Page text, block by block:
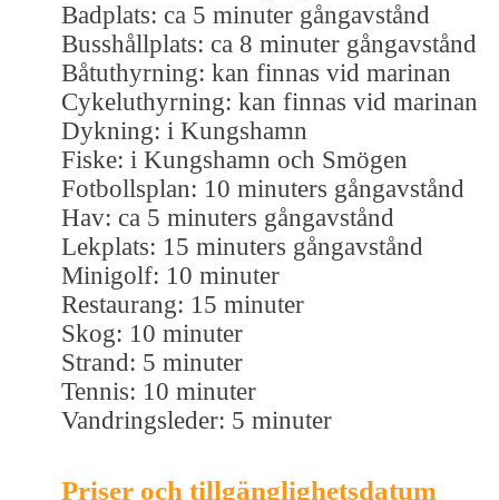
Badplats: ca 5 minuter gångavstånd
Busshållplats: ca 8 minuter gångavstånd
Båtuthyrning: kan finnas vid marinan
Cykeluthyrning: kan finnas vid marinan
Dykning: i Kungshamn
Fiske: i Kungshamn och Smögen
Fotbollsplan: 10 minuters gångavstånd
Hav: ca 5 minuters gångavstånd
Lekplats: 15 minuters gångavstånd
Minigolf: 10 minuter
Restaurang: 15 minuter
Skog: 10 minuter
Strand: 5 minuter
Tennis: 10 minuter
Vandringsleder: 5 minuter
Priser och tillgänglighetsdatum